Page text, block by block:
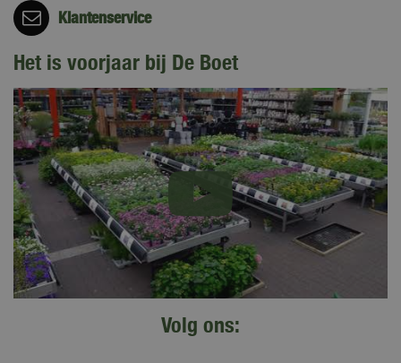
Klantenservice
Het is voorjaar bij De Boet
Volg ons: